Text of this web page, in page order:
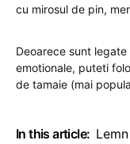
cu mirosul de pin,
Deoarece sunt
emotionale, puteti
de tamaie (mai
In this article: